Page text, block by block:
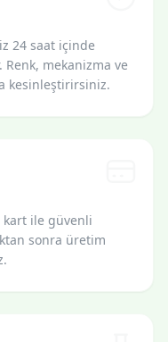
24 saat içinde
Renk, mekanizma ve
kesinleştirirsiniz.
kart ile güvenli
sonra üretim